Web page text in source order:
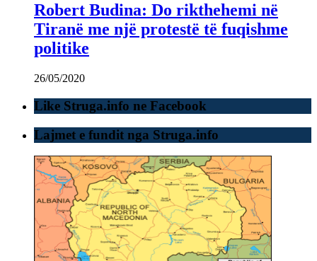
Robert Budina: Do rikthehemi në
Tiranë me një protestë të fuqishme
politike
26/05/2020
Like Struga.info ne Facebook
Lajmet e fundit nga Struga.info